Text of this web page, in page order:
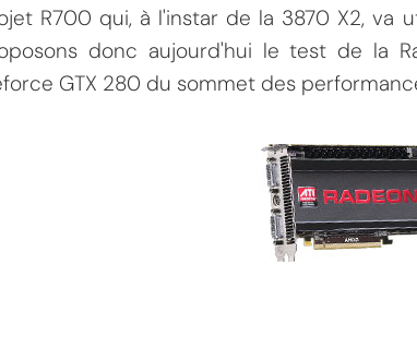
R700 qui, à l'instar de la 3870 X2, va
donc aujourd'hui le test de la
GTX 280 du sommet des